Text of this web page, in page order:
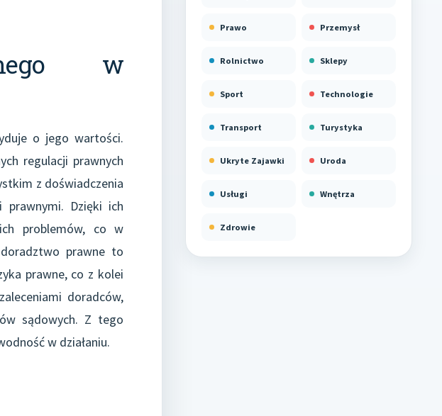
w
o jego wartości.
regulacji prawnych
z doświadczenia
Dzięki ich
problemów, co w
prawne to
prawne, co z kolei
doradców,
sądowych. Z tego
w działaniu.
Prawo Przemysł
Rolnictwo Sklepy
Sport Technologie
Transport Turystyka
Ukryte Zajawki Uroda
Usługi Wnętrza
Zdrowie